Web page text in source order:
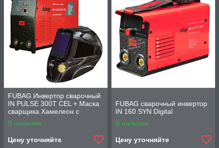
FUBAG Инвертор сварочный
IN PULSE 300T CEL + Маска
сварщика Хамелеон с
регулирующимся фильтром
IQ 5-13N M 2 в
В наличии
Цену уточняйте
FUBAG сварочный инвертор
IN 160 SYN Digital
В наличии
Цену уточняйте